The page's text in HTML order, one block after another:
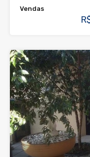
Vendas